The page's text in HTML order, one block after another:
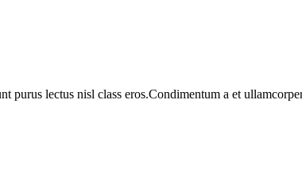
lectus nisl class eros.Condimentum a et